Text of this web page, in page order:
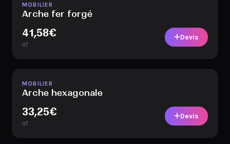
Disponible
MOBILIER
Arche fer forgé
41,58€
HT
Devis
Disponible
MOBILIER
Arche hexagonale
33,25€
HT
Devis